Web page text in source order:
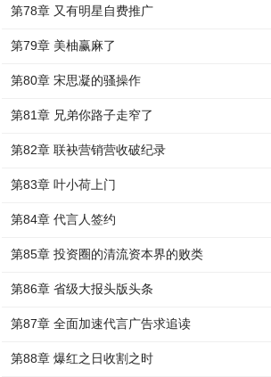
第78章 又有明星自费推广
第79章 美柚赢麻了
第80章 宋思凝的骚操作
第81章 兄弟你路子走窄了
第82章 联袂营销营收破纪录
第83章 叶小荷上门
第84章 代言人签约
第85章 投资圈的清流资本界的败类
第86章 省级大报头版头条
第87章 全面加速代言广告求追读
第88章 爆红之日收割之时